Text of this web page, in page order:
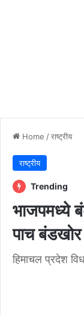
Home /राष्ट्रीय
राष्ट्रीय
Trending
भाजपमध्ये
पाच बंडखोर
हिमाचल प्रदेश